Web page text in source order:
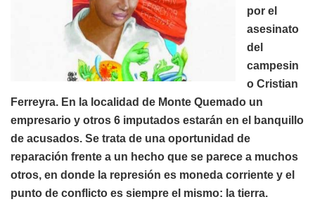
por el
asesinato
del
campesin
o Cristian
Ferreyra. En la localidad de Monte Quemado un
empresario y otros 6 imputados estarán en el banquillo
de acusados. Se trata de una oportunidad de
reparación frente a un hecho que se parece a muchos
otros, en donde la represión es moneda corriente y el
punto de conflicto es siempre el mismo: la tierra.